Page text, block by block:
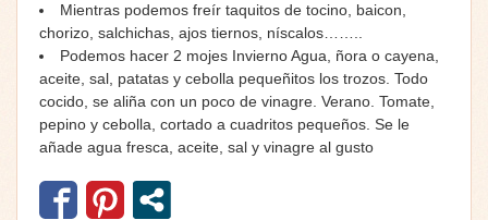
Mientras podemos freír taquitos de tocino, baicon,
chorizo, salchichas, ajos tiernos, níscalos……..
Podemos hacer 2 mojes Invierno Agua, ñora o cayena,
aceite, sal, patatas y cebolla pequeñitos los trozos. Todo
cocido, se aliña con un poco de vinagre. Verano. Tomate,
pepino y cebolla, cortado a cuadritos pequeños. Se le
añade agua fresca, aceite, sal y vinagre al gusto